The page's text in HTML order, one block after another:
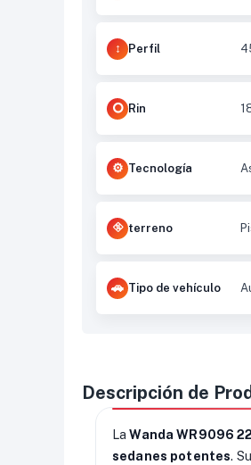
Perfil
Rin
Tecnología
terreno
Tipo de vehículo
Descripción de
LaWanda WR9096
sedanes potentes.